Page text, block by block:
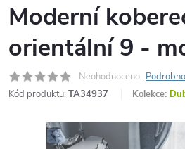
Moderní
orientální 9 -
Neohodnoceno
Kód produktu: TA34937 Kolekce: